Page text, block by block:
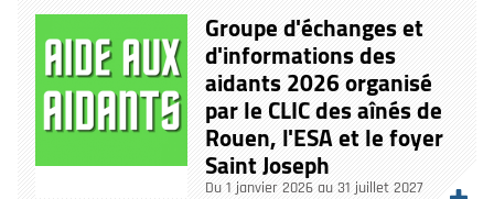
Groupe d'échanges et
d'informations des
aidants 2026 organisé
par le CLIC des aînés de
Rouen, l'ESA et le foyer
Saint Joseph
Du 1 janvier 2026 au 31 juillet 2027